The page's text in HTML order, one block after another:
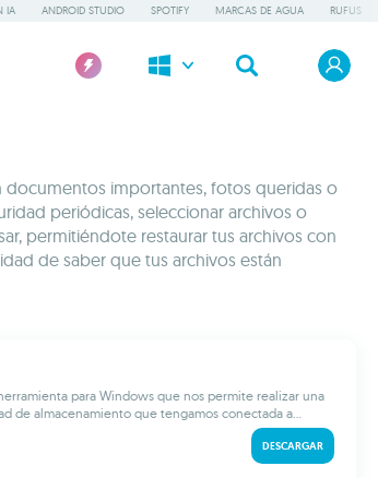
IA ANDROID STUDIO SPOTIFY MARCAS DE AGUA RUFUS
documentos importantes, fotos queridas o
periódicas, seleccionar archivos o
permitiéndote restaurar tus archivos con
de saber que tus archivos están
para Windows que nos permite realizar una
de almacenamiento que tengamos conectada a...
DESCARGAR